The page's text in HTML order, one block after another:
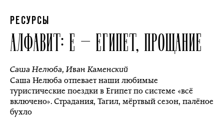
РЕСУРСЫ
АЛФАВИТ: Е — ЕГИПЕТ, ПРОЩАНИЕ
Саша Нелюба,Иван Каменский
Саша Нелюба отпевает наши любимые
туристические поездки в Египет по системе «всё
включено». Страдания, Тагил, мёртвый сезон, палёное
бухло